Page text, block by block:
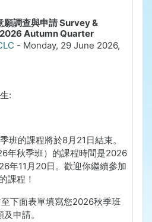
調查與申請 Survey &
Autumn Quarter
- Monday, 29 June 2026,
:
班的課程將於8月 21 日結束。
年秋季班）的課程時間是2026
年11 月 20日。歡迎你繼續參加
課程！
下面表單填寫您2026秋季班
申請。